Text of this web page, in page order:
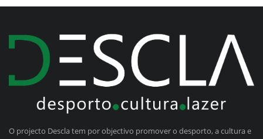
O projecto Descla tem por objectivo promover o desporto, a cultura e